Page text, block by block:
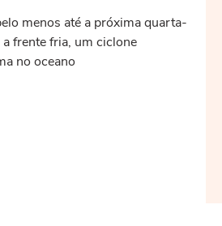
menos até a próxima quarta-
frente fria, um ciclone
no oceano